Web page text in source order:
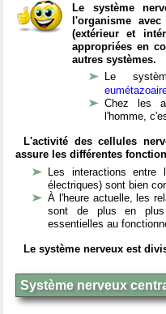
Le système
l'organisme
(extérieur et
appropriées en
autres systèmes.
Le
Chez les
l'homme,
L'activité des cellules
assure les différentes
Les interactions entre
électriques) sont bien
À l'heure actuelle, les
sont de plus en plus
essentielles au
Le système nerveux est
Système nerveux